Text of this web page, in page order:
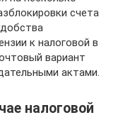
счета
к налоговой в
вариант
актами.
налоговой